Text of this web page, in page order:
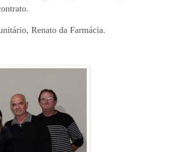
Renato da Farmácia.